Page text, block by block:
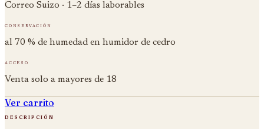
Correo Suizo · 1–2 días laborables
conservación
al 70 % de humedad en humidor de cedro
acceso
Venta solo a mayores de 18
Ver carrito
descripción